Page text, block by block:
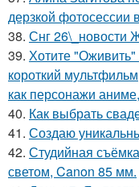
дерзкой фотосессии
38. Снг 26\_новости
39. Хотите
короткий
как персонажи
40. Как выбрать
41. Создаю
42. Студийная
светом, Canon 85 мм.